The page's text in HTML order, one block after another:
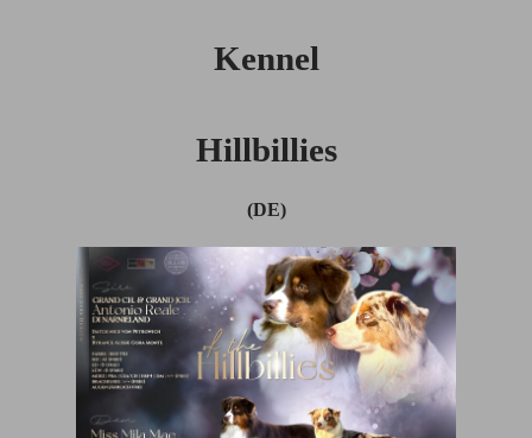
Kennel
Hillbillies
(DE)